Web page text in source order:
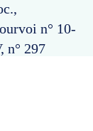
n° 10-
n° 297